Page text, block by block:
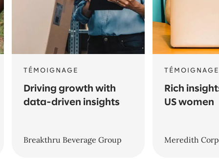
TÉMOIGNAGE
Driving growth with
data-driven insights
Breakthru Beverage Group
TÉMOIGNAGE
Rich
US women
Meredith